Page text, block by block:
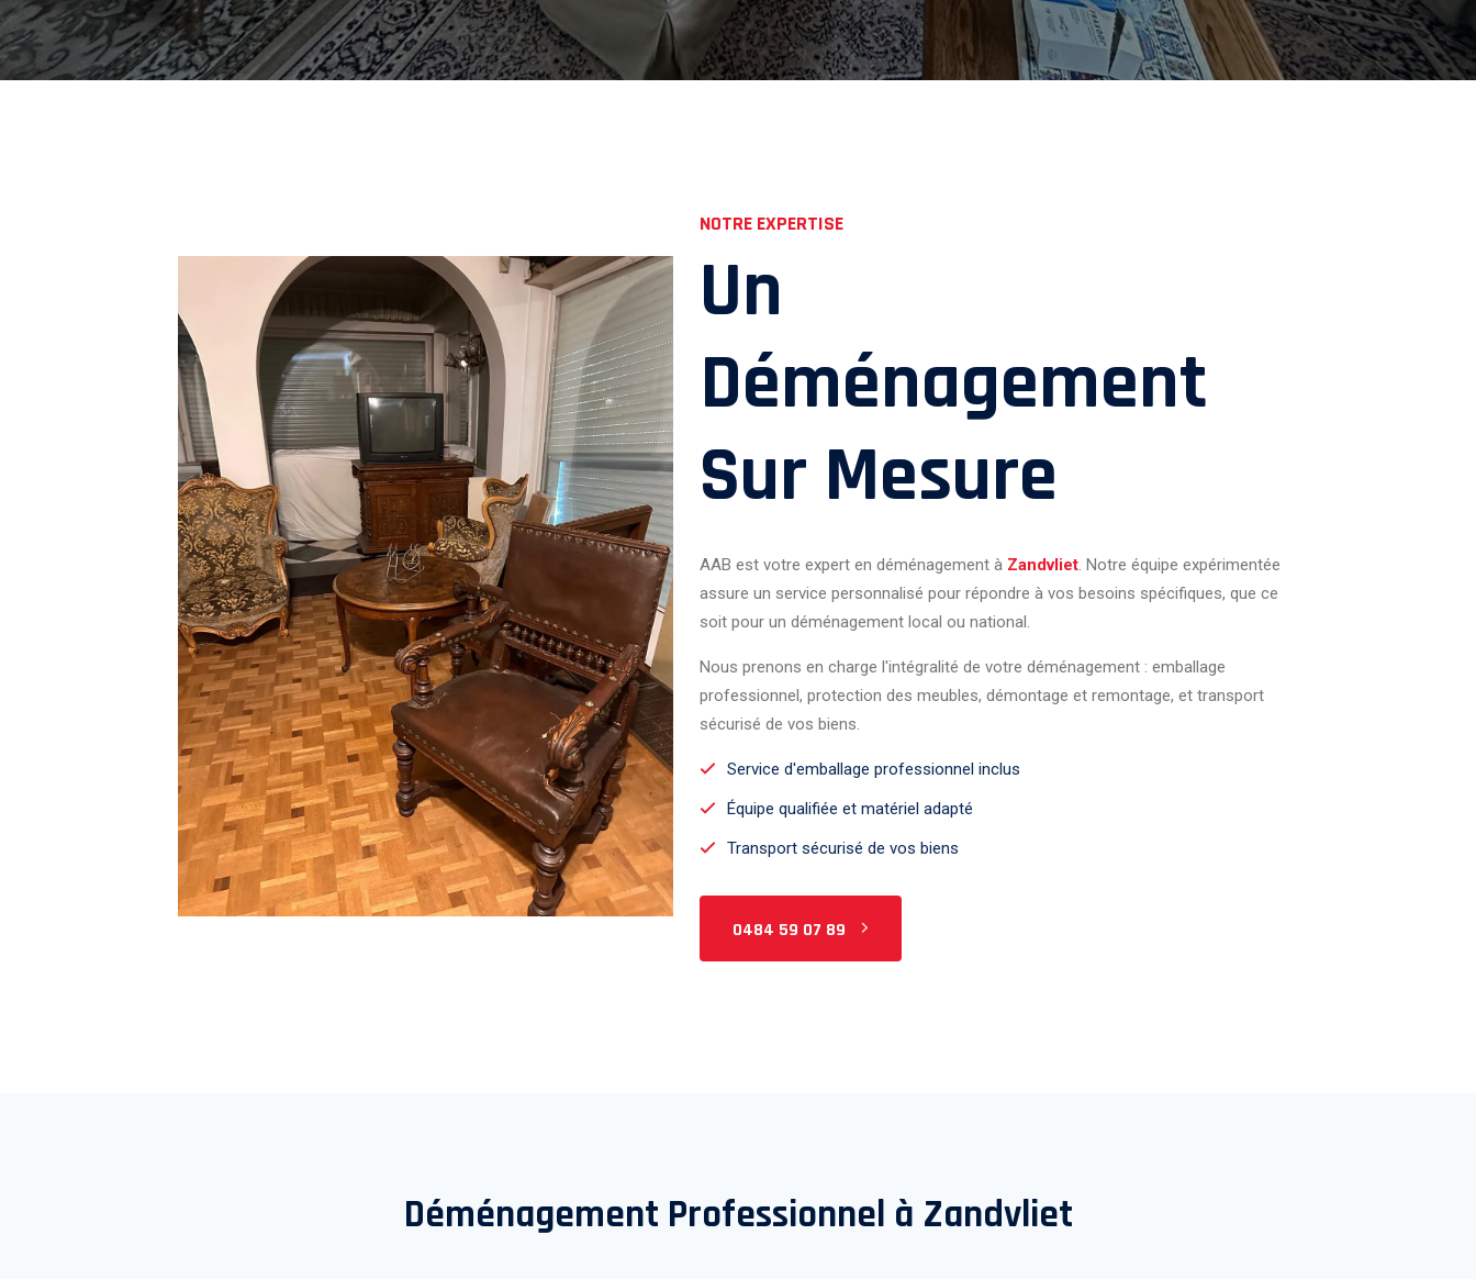
NOTRE EXPERTISE
Un
Déménagement
Sur Mesure
AAB est votre expert en déménagement à Zandvliet. Notre équipe expérimentée
assure un service personnalisé pour répondre à vos besoins spécifiques, que ce
soit pour un déménagement local ou national.
Nous prenons en charge l'intégralité de votre déménagement : emballage
professionnel, protection des meubles, démontage et remontage, et transport
sécurisé de vos biens.
Service d'emballage professionnel inclus
Équipe qualifiée et matériel adapté
Transport sécurisé de vos biens
0484 59 07 89
Déménagement Professionnel à Zandvliet